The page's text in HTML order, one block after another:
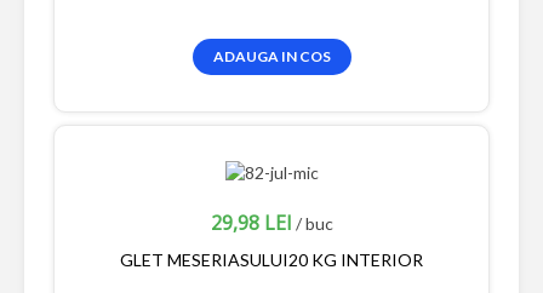
ADAUGA IN COS
29,98 LEI / buc
GLET MESERIASULUI20 KG INTERIOR